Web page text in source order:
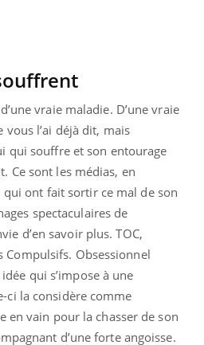
vraie maladie. D’une vraie
l’ai déjà dit, mais
qui souffre et son entourage
Ce sont les médias, en
ont fait sortir ce mal de son
spectaculaires de
d’en savoir plus. TOC,
Compulsifs. Obsessionnel
qui s’impose à une
ci la considère comme
en vain pour la chasser de son
d’une forte angoisse.